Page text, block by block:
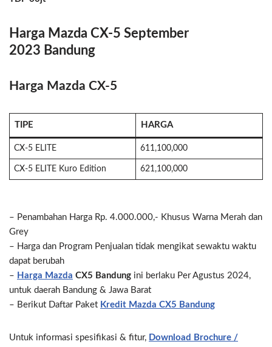
Harga Mazda CX-5 September
2023 Bandung
Harga Mazda CX-5
TIPE HARGA
CX-5 ELITE 611,100,000
CX-5 ELITE Kuro Edition 621,100,000
– Penambahan Harga Rp. 4.000.000,- Khusus Warna Merah dan
Grey
– Harga dan Program Penjualan tidak mengikat sewaktu waktu
dapat berubah
– Harga Mazda CX5 Bandung ini berlaku Per Agustus 2024,
untuk daerah Bandung & Jawa Barat
– Berikut Daftar Paket Kredit Mazda CX5 Bandung
Untuk informasi spesifikasi & fitur, Download Brochure /